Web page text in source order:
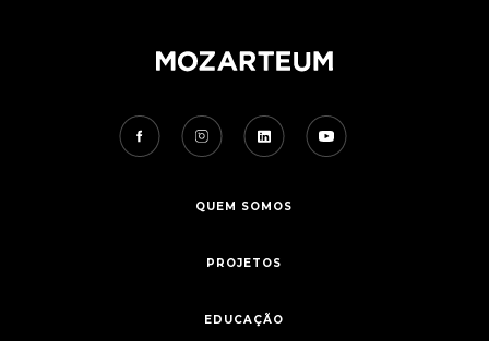
QUEM SOMOS
PROJETOS
EDUCAÇÃO